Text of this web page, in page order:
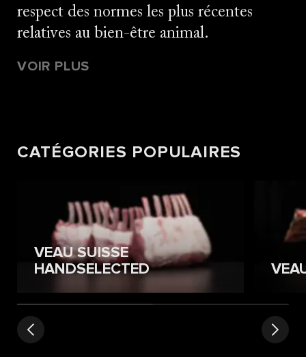
respect des normes les plus récentes
relatives au bien-être animal.
VOIR PLUS
CATÉGORIES POPULAIRES
VEAU SUISSE
HANDSELECTED